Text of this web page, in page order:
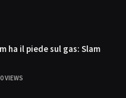
ha il piede sul gas: Slam
0VIEWS